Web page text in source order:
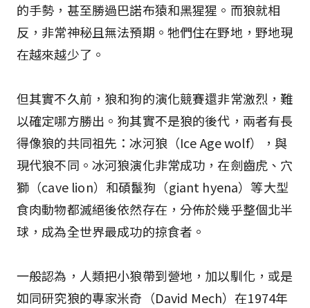
的手勢，甚至勝過巴諾布猿和黑猩猩。而狼就相
反，非常神秘且無法預期。牠們住在野地，野地現
在越來越少了。
但其實不久前，狼和狗的演化競賽還非常激烈，難
以確定哪方勝出。狗其實不是狼的後代，兩者有長
得像狼的共同祖先：冰河狼（Ice Age wolf），與
現代狼不同。冰河狼演化非常成功，在劍齒虎、穴
獅（cave lion）和碩鬣狗（giant hyena）等大型
食肉動物都滅絕後依然存在，分佈於幾乎整個北半
球，成為全世界最成功的掠食者。
一般認為，人類把小狼帶到營地，加以馴化，或是
如同研究狼的專家米奇（David Mech）在1974年